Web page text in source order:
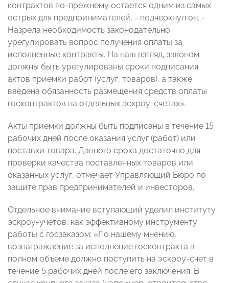
контрактов по-прежнему остается одним из самых
острых для предпринимателей, - подчеркнул он. -
Назрела необходимость законодательно
урегулировать вопрос получения оплаты за
исполненные контракты. На наш взгляд, законом
должны быть урегулированы сроки подписания
актов приемки работ (услуг, товаров), а также
введена обязанность размещения средств оплаты
госконтрактов на отдельных эскроу-счетах».
Акты приемки должны быть подписаны в течение 15
рабочих дней после оказания услуг (работ) или
поставки товара. Данного срока достаточно для
проверки качества поставленных товаров или
оказанных услуг, отмечает Управляющий Бюро по
защите прав предпринимателей и инвесторов.
Отдельное внимание вступающий уделил институту
эскроу-учетов, как эффективному инструменту
работы с госзаказом: «По нашему мнению,
вознаграждение за исполнение госконтракта в
полном объеме должно поступить на эскроу-счет в
течение 5 рабочих дней после его заключения. В